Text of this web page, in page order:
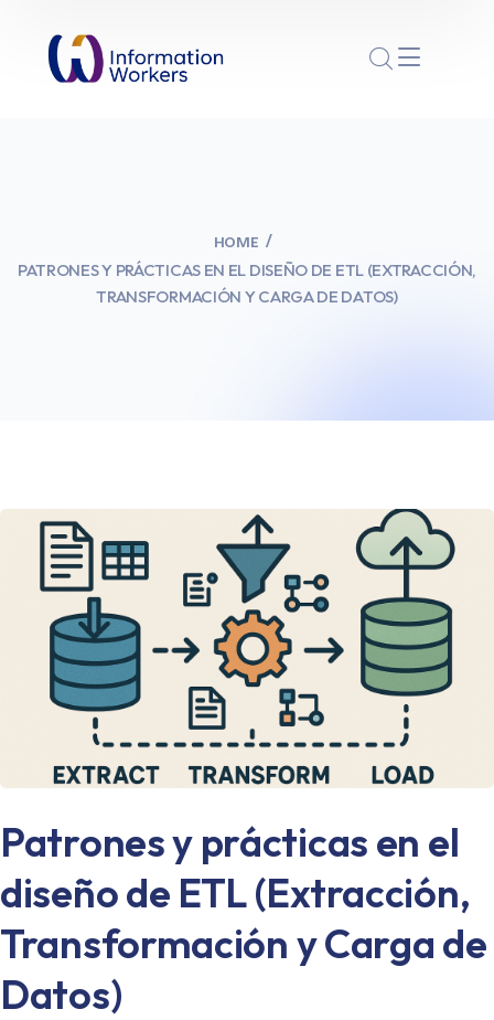
HOME
PATRONES Y PRÁCTICAS EN EL DISEÑO DE ETL (EXTRACCIÓN,
TRANSFORMACIÓN Y CARGA DE DATOS)
Patrones y prácticas en el
diseño de ETL (Extracción,
Transformación y Carga de
Datos)